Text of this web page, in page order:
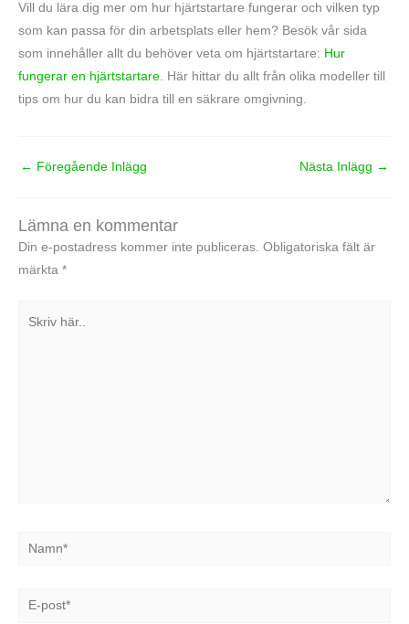
Vill du lära dig mer om hur hjärtstartare fungerar och vilken typ
som kan passa för din arbetsplats eller hem? Besök vår sida
som innehåller allt du behöver veta om hjärtstartare: Hur
fungerar en hjärtstartare. Här hittar du allt från olika modeller till
tips om hur du kan bidra till en säkrare omgivning.
← Föregående Inlägg Nästa Inlägg →
Lämna en kommentar
Din e-postadress kommer inte publiceras. Obligatoriska fält är
märkta *
Namn*
E-